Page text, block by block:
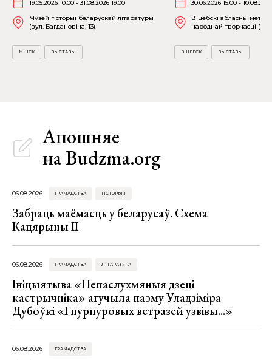
19.05.2026 10:00 - 31.08.2026 19:00
Музей гісторыі беларускай літаратуры
(вул. Багдановіча, 13)
МІНСК ВЫСТАВЫ
30.06.2026 15:00 -
Віцебскі абласны
народнай творчасці
ВІЦЕБСК ВЫСТАВЫ
Апошняе
на Budzma.org
06.08.2026 ГРАМАДСТВА ГІСТОРЫЯ
Забраць маёмасць у беларусаў. Схема
Кацярыны ІІ
06.08.2026 ГРАМАДСТВА ЛІТАРАТУРА
Ініцыятыва «Непаслухмяныя дзеці
кастрычніка» агучыла паэму Уладзіміра
Дубоўкі «І пурпуровых ветразей узвівы...»
06.08.2026 ГРАМАДСТВА